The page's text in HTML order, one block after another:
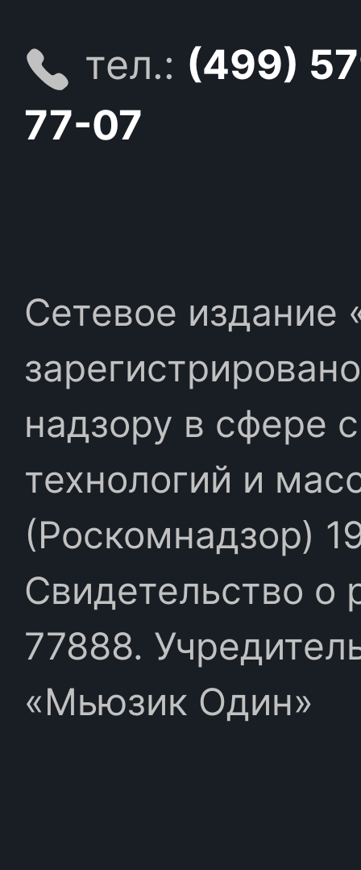
тел.: (499)
77-07
Сетевое издание
надзору в сфере
технологий и
(Роскомнадзор)
Свидетельство
77888.
«Мьюзик Один»